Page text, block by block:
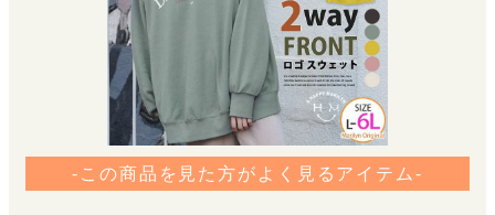
-この商品を見た方がよく見るアイテム-